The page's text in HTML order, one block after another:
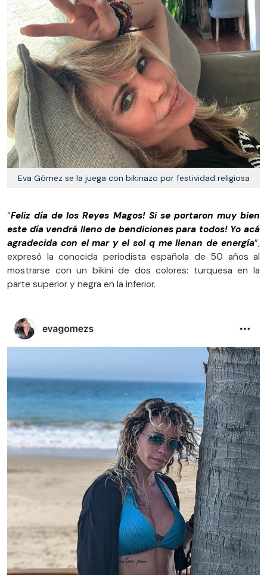
Eva Gómez se la juega con bikinazo por festividad religiosa
“Feliz día de los Reyes Magos! Si se portaron muy bien
este día vendrá lleno de bendiciones para todos! Yo acá
agradecida con el mar y el sol q me llenan de energía”,
expresó la conocida periodista española de 50 años al
mostrarse con un bikini de dos colores: turquesa en la
parte superior y negra en la inferior.